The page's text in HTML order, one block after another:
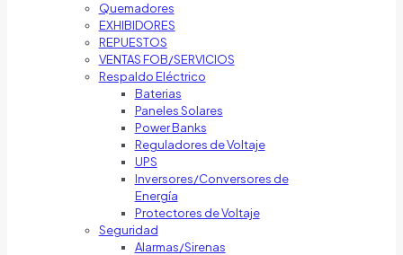
Quemadores
EXHIBIDORES
REPUESTOS
VENTAS FOB/SERVICIOS
Respaldo Eléctrico
Baterias
Paneles Solares
Power Banks
Reguladores de Voltaje
UPS
Inversores/Conversores de
Energía
Protectores de Voltaje
Seguridad
Alarmas/Sirenas